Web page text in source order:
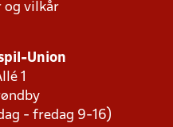
og vilkår
Union
1
- fredag 9-16)